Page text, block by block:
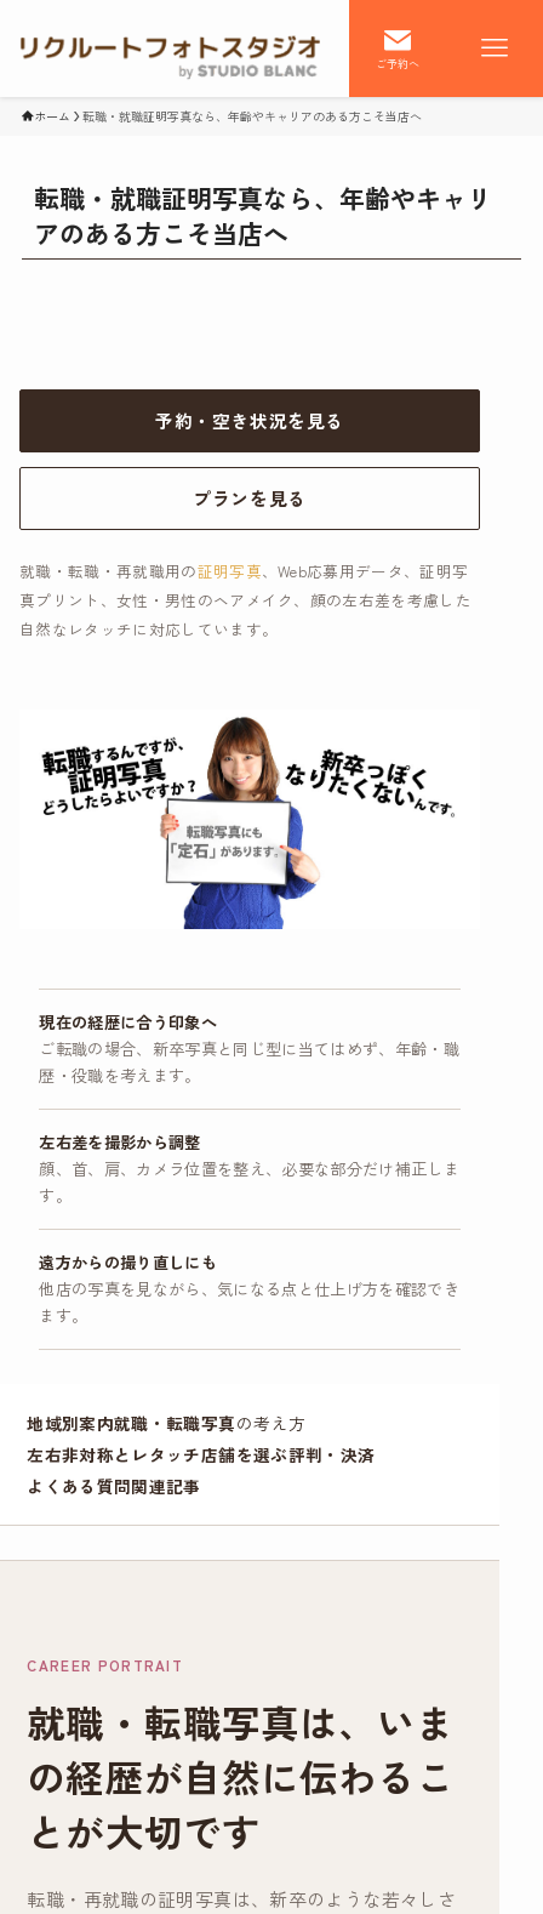
ご予約へ
ホーム 転職・就職証明写真なら、年齢やキャリアのある方こそ当店へ
転職・就職証明写真なら、年齢やキャリ
アのある方こそ当店へ
予約・空き状況を見る
プランを見る
就職・転職・再就職用の証明写真、Web応募用データ、証明写
真プリント、女性・男性のヘアメイク、顔の左右差を考慮した
自然なレタッチに対応しています。
現在の経歴に合う印象へ
ご転職の場合、新卒写真と同じ型に当てはめず、年齢・職
歴・役職を考えます。
左右差を撮影から調整
顔、首、肩、カメラ位置を整え、必要な部分だけ補正しま
す。
遠方からの撮り直しにも
他店の写真を見ながら、気になる点と仕上げ方を確認でき
ます。
地域別案内就職・転職写真の考え方
左右非対称とレタッチ店舗を選ぶ評判・決済
よくある質問関連記事
CAREER PORTRAIT
就職・転職写真は、いま
の経歴が自然に伝わるこ
とが大切です
転職・再就職の証明写真は、新卒のような若々しさ